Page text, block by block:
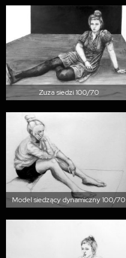
Zuza siedzi 100/70
Model siedzący dynamiczny 100/70